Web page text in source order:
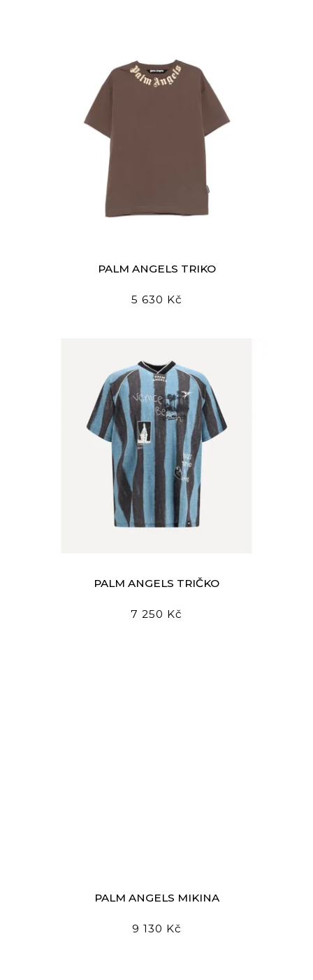
PALM ANGELS TRIKO
5 630 Kč
PALM ANGELS TRIČKO
7 250 Kč
PALM ANGELS MIKINA
9 130 Kč